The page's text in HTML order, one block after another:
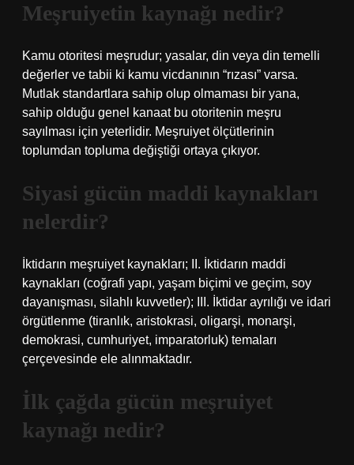
Meşruiyetin kaynağı nedir?
Kamu otoritesi meşrudur; yasalar, din veya din temelli
değerler ve tabii ki kamu vicdanının “rızası” varsa.
Mutlak standartlara sahip olup olmaması bir yana,
sahip olduğu genel kanaat bu otoritenin meşru
sayılması için yeterlidir. Meşruiyet ölçütlerinin
toplumdan topluma değiştiği ortaya çıkıyor.
Siyasi gücün maddi kaynakları
nelerdir?
İktidarın meşruiyet kaynakları; II. İktidarın maddi
kaynakları (coğrafi yapı, yaşam biçimi ve geçim, soy
dayanışması, silahlı kuvvetler); III. İktidar ayrılığı ve idari
örgütlenme (tiranlık, aristokrasi, oligarşi, monarşi,
demokrasi, cumhuriyet, imparatorluk) temaları
çerçevesinde ele alınmaktadır.
İlk çağda gücün meşruiyet
kaynağı nedir?